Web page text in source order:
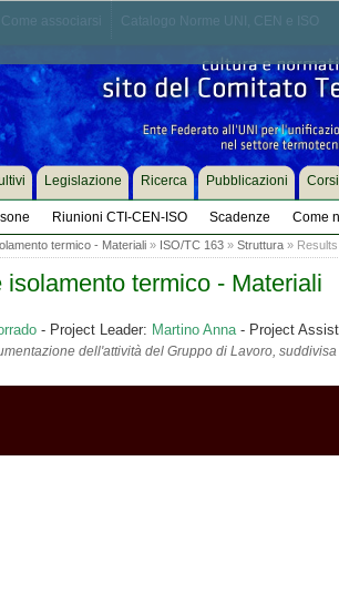
Riunioni CTI-CEN-ISO Scadenze Come
Legislazione Ricerca Pubblicazioni Corsi
termico - Materiali» ISO/TC 163» Struttura» Results
termico - Materiali
- Project Leader: Martino Anna- Project
dell'attività del Gruppo di Lavoro,